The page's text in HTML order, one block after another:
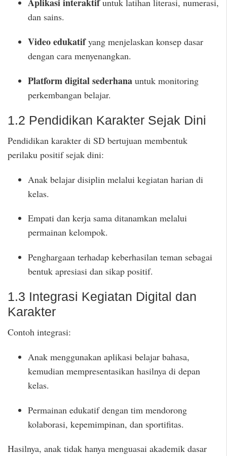
Aplikasi interaktifuntuk latihan literasi, numerasi,
dan sains.
Video edukatifyang menjelaskan konsep dasar
dengan cara menyenangkan.
Platform digital sederhana untuk monitoring
perkembangan belajar.
1.2 Pendidikan Karakter Sejak Dini
Pendidikan karakter di SD bertujuan membentuk
perilaku positif sejak dini:
Anak belajar disiplin melalui kegiatan harian di
kelas.
Empati dan kerja sama ditanamkan melalui
permainan kelompok.
Penghargaan terhadap keberhasilan teman sebagai
bentuk apresiasi dan sikap positif.
1.3 Integrasi Kegiatan Digital dan
Karakter
Contoh integrasi:
Anak menggunakan aplikasi belajar bahasa,
kemudian mempresentasikan hasilnya di depan
kelas.
Permainan edukatif dengan tim mendorong
kolaborasi, kepemimpinan, dan sportifitas.
Hasilnya, anak tidak hanya menguasai akademik dasar